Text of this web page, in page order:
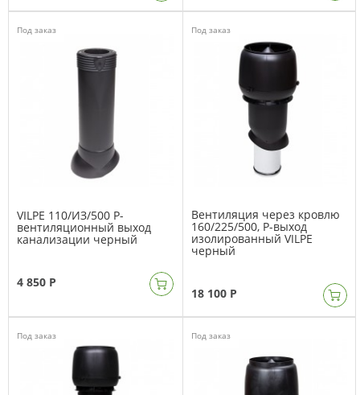
Под заказ
VILPE 110/ИЗ/500 Р-
вентиляционный выход
канализации черный
4 850 Р
Под заказ
Вентиляция через кровлю
160/225/500, Р-выход
изолированный VILPE
черный
18 100 Р
Под заказ Под заказ